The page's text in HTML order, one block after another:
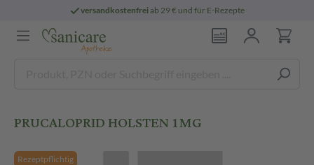
versandkostenfreiab 29 € und für E-Rezepte
PRUCALOPRID HOLSTEN 1MG
Rezeptpflichtig